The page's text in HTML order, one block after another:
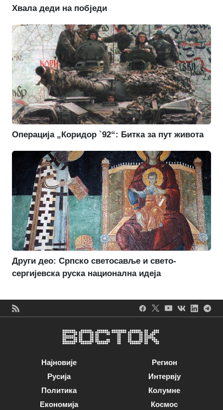
Хвала деди на побједи
Операција „Коридор `92“: Битка за пут живота
Други део: Српско светосавље и свето-
сергијевска руска национална идеја
Најновије
Русија
Политика
Економија
Регион
Интервју
Колумне
Космос